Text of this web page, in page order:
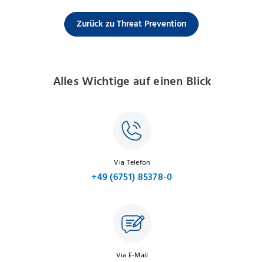
Zurück zu Threat Prevention
Alles Wichtige auf einen Blick
Via Telefon
+49 (6751) 85378-0
Via E-Mail